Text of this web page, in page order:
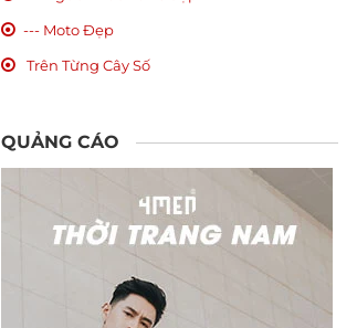
--- Moto Đẹp
Trên Từng Cây Số
QUẢNG CÁO